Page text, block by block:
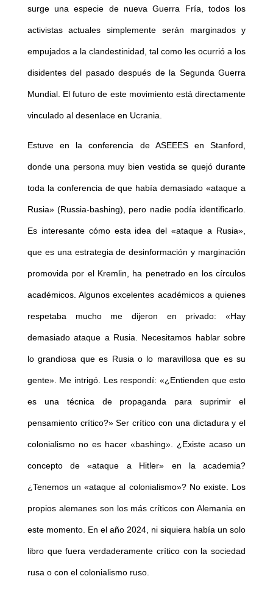
surge una especie de nueva Guerra Fría, todos los
activistas actuales simplemente serán marginados y
empujados a la clandestinidad, tal como les ocurrió a los
disidentes del pasado después de la Segunda Guerra
Mundial. El futuro de este movimiento está directamente
vinculado al desenlace en Ucrania.
Estuve en la conferencia de ASEEES en Stanford,
donde una persona muy bien vestida se quejó durante
toda la conferencia de que había demasiado «ataque a
Rusia» (Russia-bashing), pero nadie podía identificarlo.
Es interesante cómo esta idea del «ataque a Rusia»,
que es una estrategia de desinformación y marginación
promovida por el Kremlin, ha penetrado en los círculos
académicos. Algunos excelentes académicos a quienes
respetaba mucho me dijeron en privado: «Hay
demasiado ataque a Rusia. Necesitamos hablar sobre
lo grandiosa que es Rusia o lo maravillosa que es su
gente». Me intrigó. Les respondí: «¿Entienden que esto
es una técnica de propaganda para suprimir el
pensamiento crítico?» Ser crítico con una dictadura y el
colonialismo no es hacer «bashing». ¿Existe acaso un
concepto de «ataque a Hitler» en la academia?
¿Tenemos un «ataque al colonialismo»? No existe. Los
propios alemanes son los más críticos con Alemania en
este momento. En el año 2024, ni siquiera había un solo
libro que fuera verdaderamente crítico con la sociedad
rusa o con el colonialismo ruso.